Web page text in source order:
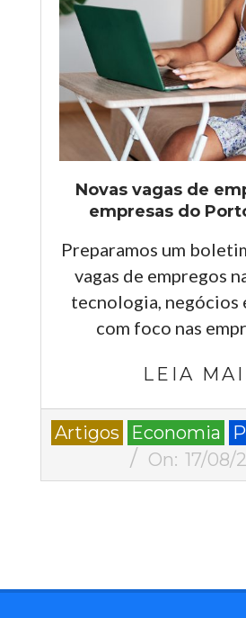
Novas vagas de
empresas do
Preparamos um
vagas de empregos
tecnologia, negócios
com foco nas
LEIA
2023-
08-
Artigos Economia
On: 17/08/